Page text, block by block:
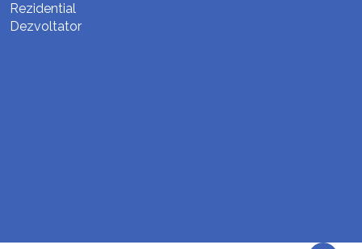
Rezidential
Dezvoltator